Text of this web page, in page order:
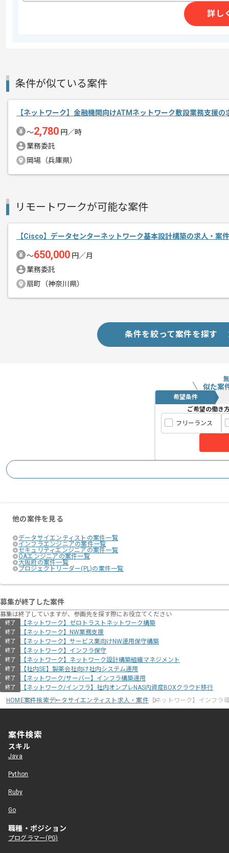
ICTインフラ環境の提案、設計、構築
今回は、プロパーの方と共に、クライ
詳し
条件が似ている案件
【ネットワーク】金融機関向けATMネットワーク敷設業務支援の
〜2,780 円／時
業務委託
岡場（兵庫県）
リモートワークが可能な案件
【Cisco】データセンターネットワーク基本設計構築の求人・案件
〜650,000 円／月
業務委託
扇町（神奈川県）
条件を絞って案件を探す
似た案
希望条件
ご希望の働き
フリーランス
他の案件を見る
データサイエンティストの案件一覧
インフラエンジニアの案件一覧
セキュリティエンジニアの案件一覧
QAエンジニアの案件一覧
大阪府の案件一覧
プロジェクトリーダー(PL)の案件一覧
募集が終了した案件
募集は終了していますが、参画先を探す際にお役立てください
終了 【ネットワーク】ゼロトラストネットワーク構築
終了 【ネットワーク】NW業務支援
終了 【ネットワーク】サービス業向けNW運用保守構築
終了 【ネットワーク】インフラ保守
終了 【ネットワーク】ネットワーク設計構築組織マネジメント
終了 【社内SE】製薬会社向け社内システム運用
終了 【ネットワーク/サーバー】インフラ構築運用
終了
【ネットワーク/インフラ】社内オンプレNAS内資産BOXクラウド移行
HOME案件検索データサイエンティスト求人・案件【ネットワーク】インフラ
案件検索
スキル
Java
Python
Ruby
Go
職種・ポジション
プログラマー(PG)